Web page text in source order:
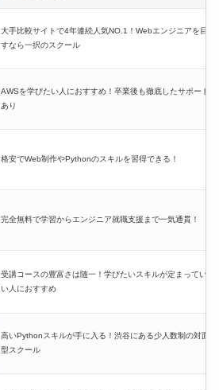
大手比較サイトで4年連続人気NO.1！Webエンジニアを目指
すなら一択のスクール
AWSを学びたい人におすすめ！卒業後も徹底したサポート
あり
格安でWeb制作やPythonのスキルを習得できる！
完全無料で学習からエンジニア就職支援まで一気通貫！
受講コースの豊富さは随一！学びたいスキルが定まっていな
い人におすすめ
高いPythonスキルが手に入る！渋谷にある少人数制の対面
型スクール